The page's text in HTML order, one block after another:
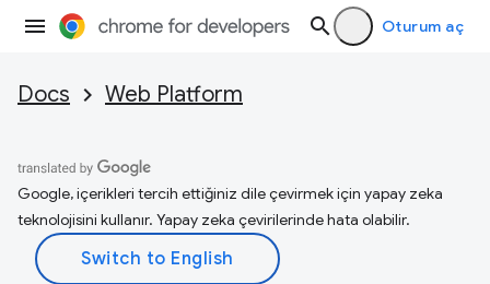
Oturum aç
Docs Web Platform
Google, içerikleri tercih ettiğiniz dile çevirmek için yapay zeka
teknolojisini kullanır. Yapay zeka çevirilerinde hata olabilir.